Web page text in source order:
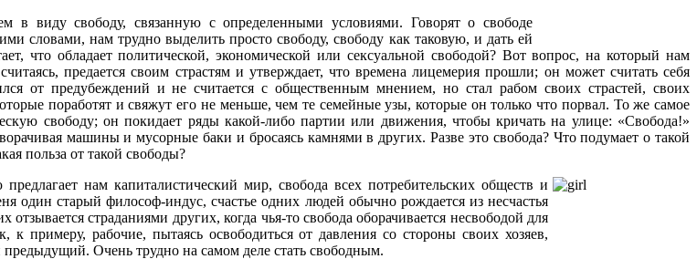
виду свободу, связанную с определенными условиями. Говорят о свободе
словами, нам трудно выделить просто свободу, свободу как таковую, и дать ей
что обладает политической, экономической или сексуальной свободой? Вот вопрос, на который нам
предается своим страстям и утверждает, что времена лицемерия прошли; он может считать себя
от предубеждений и не считается с общественным мнением, но стал рабом своих страстей, своих
поработят и свяжут его не меньше, чем те семейные узы, которые он только что порвал. То же самое
свободу; он покидает ряды какой-либо партии или движения, чтобы кричать на улице: «Свобода!»
машины и мусорные баки и бросаясь камнями в других. Разве это свобода? Что подумает о такой
польза от такой свободы?
нам капиталистический мир, свобода всех потребительских обществ и
один старый философ-индус, счастье одних людей обычно рождается из несчастья
страданиями других, когда чья-то свобода оборачивается несвободой для
примеру, рабочие, пытаясь освободиться от давления со стороны своих хозяев,
Очень трудно на самом деле стать свободным.